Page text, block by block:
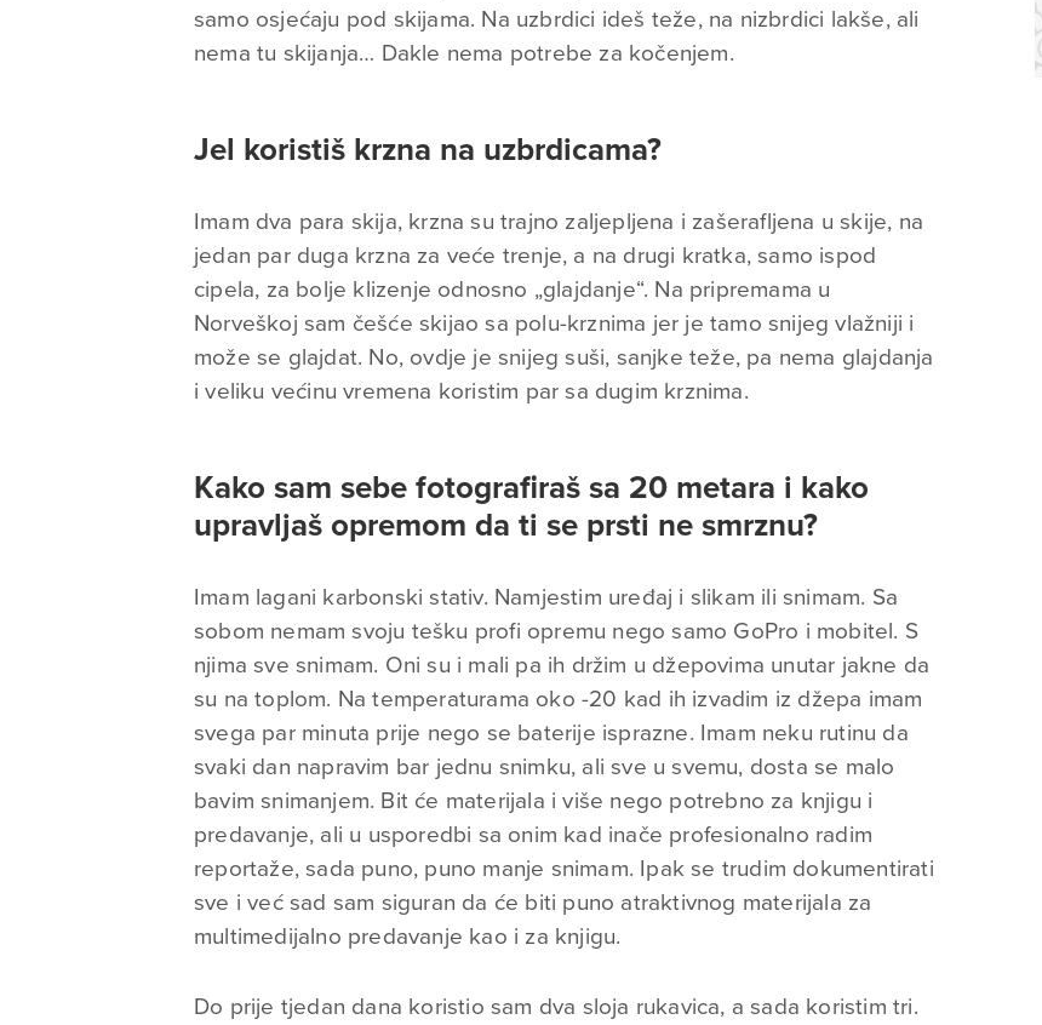
samo osjećaju pod skijama. Na uzbrdici ideš teže, na nizbrdici lakše, ali
nema tu skijanja… Dakle nema potrebe za kočenjem.
Jel koristiš krzna na uzbrdicama?
Imam dva para skija, krzna su trajno zaljepljena i zašerafljena u skije, na
jedan par duga krzna za veće trenje, a na drugi kratka, samo ispod
cipela, za bolje klizenje odnosno „glajdanje“. Na pripremama u
Norveškoj sam češće skijao sa polu-krznima jer je tamo snijeg vlažniji i
može se glajdat. No, ovdje je snijeg suši, sanjke teže, pa nema glajdanja
i veliku većinu vremena koristim par sa dugim krznima.
Kako sam sebe fotografiraš sa 20 metara i kako
upravljaš opremom da ti se prsti ne smrznu?
Imam lagani karbonski stativ. Namjestim uređaj i slikam ili snimam. Sa
sobom nemam svoju tešku profi opremu nego samo GoPro i mobitel. S
njima sve snimam. Oni su i mali pa ih držim u džepovima unutar jakne da
su na toplom. Na temperaturama oko -20 kad ih izvadim iz džepa imam
svega par minuta prije nego se baterije isprazne. Imam neku rutinu da
svaki dan napravim bar jednu snimku, ali sve u svemu, dosta se malo
bavim snimanjem. Bit će materijala i više nego potrebno za knjigu i
predavanje, ali u usporedbi sa onim kad inače profesionalno radim
reportaže, sada puno, puno manje snimam. Ipak se trudim dokumentirati
sve i već sad sam siguran da će biti puno atraktivnog materijala za
multimedijalno predavanje kao i za knjigu.
Do prije tjedan dana koristio sam dva sloja rukavica, a sada koristim tri.